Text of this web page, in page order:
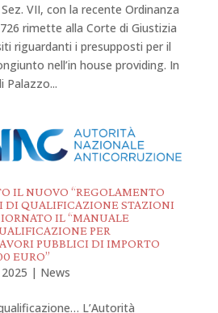
VII, con la recente Ordinanza
rimette alla Corte di Giustizia
riguardanti i presupposti per il
nell’in house providing. In
Palazzo...
IL NUOVO “REGOLAMENTO
DI QUALIFICAZIONE STAZIONI
IL “MANUALE
PER
PUBBLICI DI IMPORTO
EURO”
| News
L’Autorità